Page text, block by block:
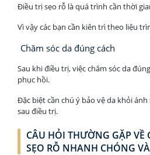
Điều trị sẹo rỗ là quá trình cần thời
Vì vậy các bạn cần kiên trì theo liệu
Chăm sóc da đúng cách
Sau khi điều trị, việc chăm sóc da
phục hồi.
Đặc biệt cần chú ý bảo vệ da khỏi
sau điều trị.
CÂU HỎI THƯỜNG GẶP VỀ
SẸO RỖ NHANH CHÓNG